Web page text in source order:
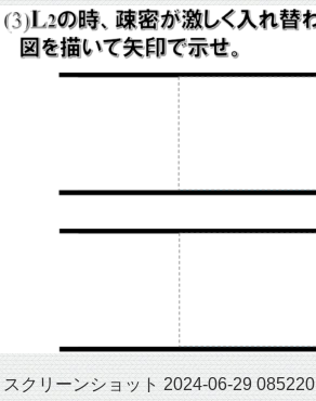
スクリーンショット 2024-06-29 085220